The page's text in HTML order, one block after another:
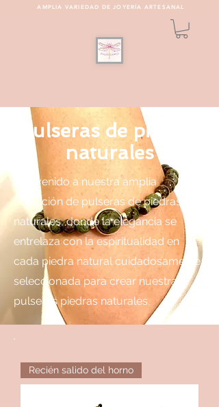
AMPLIA VARIEDAD DE JOYERÍA ARTESANAL
Pulseras de piedras
naturales
Bienvenido a nuestra amplia
colección de pulseras de piedras
naturales, donde la elegancia se
entrelaza con la espiritualidad en
cada piedra natural cuidadosamente
seleccionada para crear nuestras
pulseras piedras naturales.
Recién salido del horno